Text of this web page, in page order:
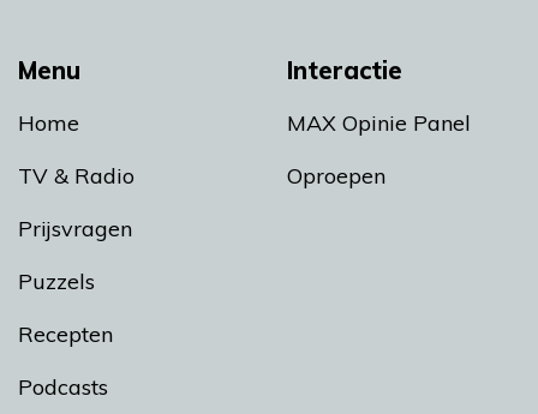
Menu
Home
TV & Radio
Prijsvragen
Puzzels
Recepten
Podcasts
Interactie
MAX Opinie Panel
Oproepen